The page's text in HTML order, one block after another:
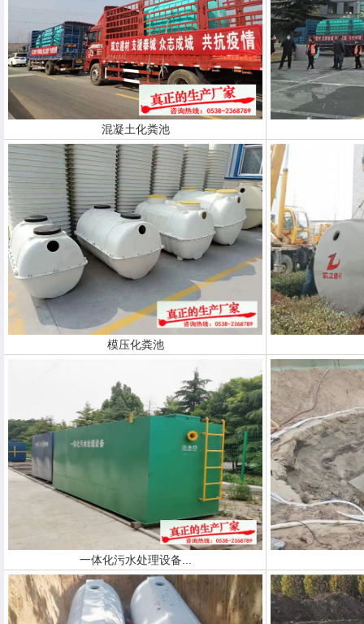
混凝土化粪池
模压化粪池
一体化污水处理设备...